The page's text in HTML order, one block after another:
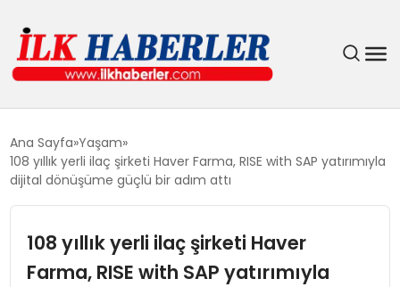
EĞITIM
GÜNDEM
Ana Sayfa Yaşam
108 yıllık yerli ilaç şirketi Haver Farma, RISE with SAP yatırımıyla
dijital dönüşüme güçlü bir adım attı
108 yıllık yerli ilaç şirketi Haver
Farma, RISE with SAP yatırımıyla